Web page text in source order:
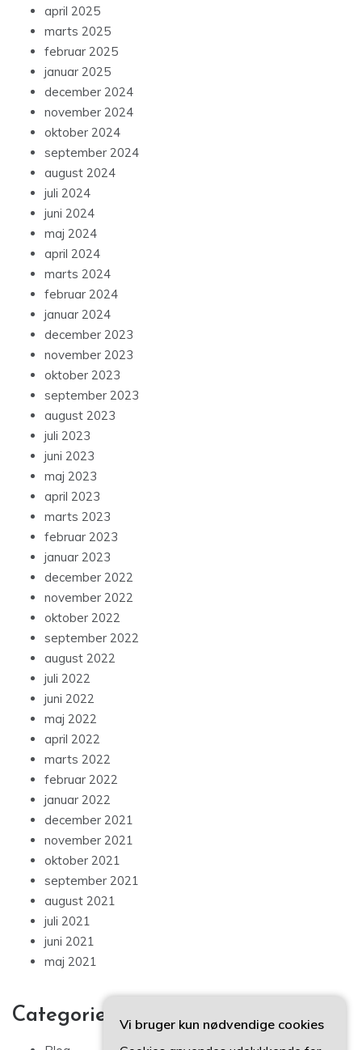
april 2025
marts 2025
februar 2025
januar 2025
december 2024
november 2024
oktober 2024
september 2024
august 2024
juli 2024
juni 2024
maj 2024
april 2024
marts 2024
februar 2024
januar 2024
december 2023
november 2023
oktober 2023
september 2023
august 2023
juli 2023
juni 2023
maj 2023
april 2023
marts 2023
februar 2023
januar 2023
december 2022
november 2022
oktober 2022
september 2022
august 2022
juli 2022
juni 2022
maj 2022
april 2022
marts 2022
februar 2022
januar 2022
december 2021
november 2021
oktober 2021
september 2021
august 2021
juli 2021
juni 2021
maj 2021
Categories
Vi bruger kun nødvendige cookies